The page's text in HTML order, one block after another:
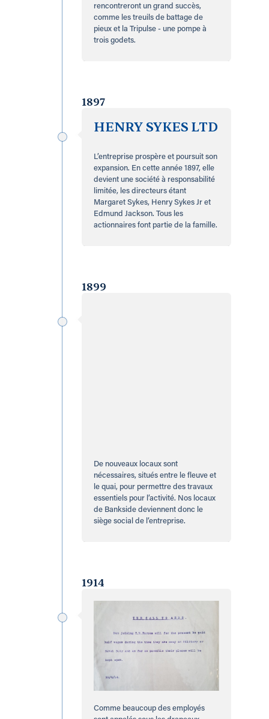
rencontreront un grand succès,
comme les treuils de battage de
pieux et la Tripulse - une pompe à
trois godets.
1897
HENRY SYKES LTD
L’entreprise prospère et poursuit son
expansion. En cette année 1897, elle
devient une société à responsabilité
limitée, les directeurs étant
Margaret Sykes, Henry Sykes Jr et
Edmund Jackson. Tous les
actionnaires font partie de la famille.
1899
De nouveaux locaux sont
nécessaires, situés entre le fleuve et
le quai, pour permettre des travaux
essentiels pour l’activité. Nos locaux
de Bankside deviennent donc le
siège social de l’entreprise.
1914
Comme beaucoup des employés